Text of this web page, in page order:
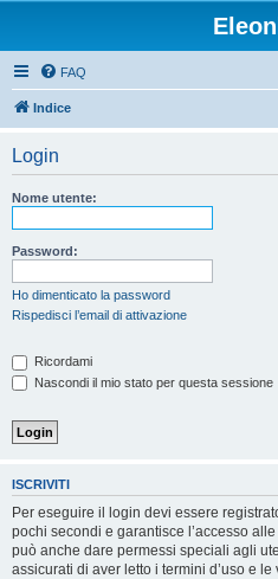
FAQ
Indice
Login
Nome utente:
Password:
Ho dimenticato la password
Rispedisci l’email di attivazione
Ricordami
Nascondi il mio stato per questa sessione
ISCRIVITI
Per eseguire il login devi essere
pochi secondi e garantisce l’accesso
può anche dare permessi speciali agli
assicurati di aver letto i termini d’uso e le